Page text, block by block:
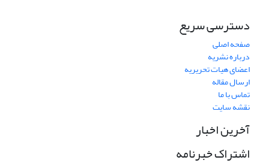
دسترسی سریع
صفحه اصلی
درباره نشریه
اعضای هیات تحریریه
ارسال مقاله
تماس با ما
نقشه سایت
آخرین اخبار
اشتراک خبرنامه